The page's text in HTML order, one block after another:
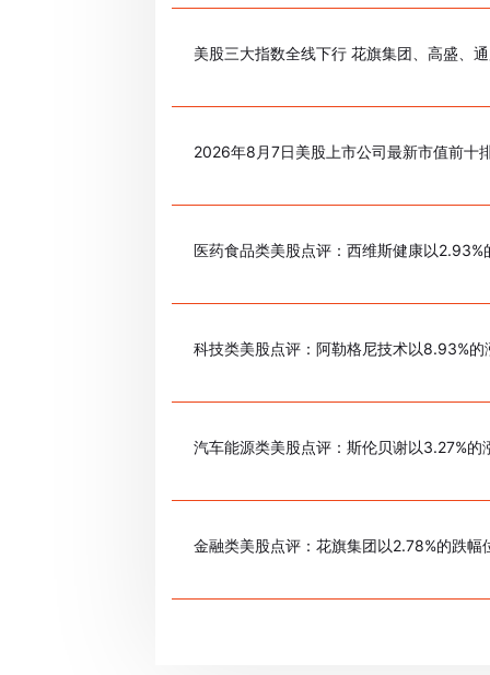
美股三大指数全线下行 花旗集团、高盛、
2026年8月7日美股上市公司最新市值前十
医药食品类美股点评：西维斯健康以2.93%
科技类美股点评：阿勒格尼技术以8.93%的
汽车能源类美股点评：斯伦贝谢以3.27%的
金融类美股点评：花旗集团以2.78%的跌幅